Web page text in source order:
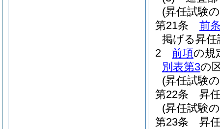
(昇任試験
第21条
前
掲げる昇
2
前項の規
別表第3の
(昇任試験
第22条
昇
(昇任試験
第23条
昇